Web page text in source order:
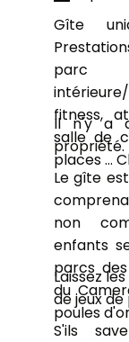
Gîte
parc
fitness,
salle de
places …
Il n'y a
propriété.
Le gîte
non
enfants
parcs
du
poules
Laissez
de jeux de
S'ils